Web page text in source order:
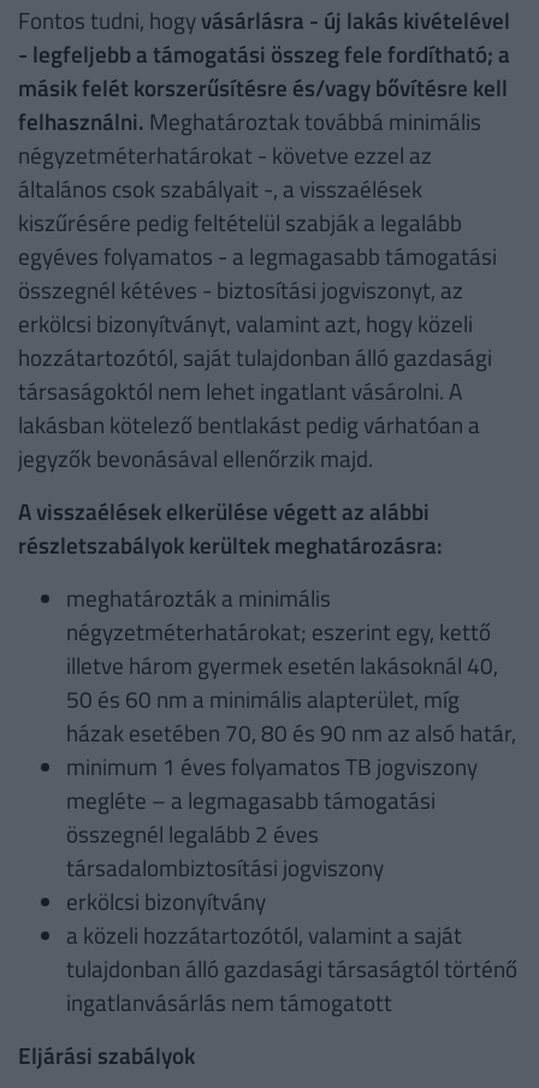
Fontos tudni, hogyvásárlásra - új lakás kivételével
- legfeljebb a támogatási összeg fele fordítható; a
másik felét korszerűsítésre és/vagy bővítésre kell
felhasználni. Meghatároztak továbbá minimális
négyzetméterhatárokat - követve ezzel az
általános csok szabályait -, a visszaélések
kiszűrésére pedig feltételül szabják a legalább
egyéves folyamatos - a legmagasabb támogatási
összegnél kétéves - biztosítási jogviszonyt, az
erkölcsi bizonyítványt, valamint azt, hogy közeli
hozzátartozótól, saját tulajdonban álló gazdasági
társaságoktól nem lehet ingatlant vásárolni. A
lakásban kötelező bentlakást pedig várhatóan a
jegyzők bevonásával ellenőrzik majd.
A visszaélések elkerülése végett az alábbi
részletszabályok kerültek meghatározásra:
meghatározták a minimális
négyzetméterhatárokat; eszerint egy, kettő
illetve három gyermek esetén lakásoknál 40,
50 és 60 nm a minimális alapterület, míg
házak esetében 70, 80 és 90 nm az alsó határ,
minimum 1 éves folyamatos TB jogviszony
megléte – a legmagasabb támogatási
összegnél legalább 2 éves
társadalombiztosítási jogviszony
erkölcsi bizonyítvány
a közeli hozzátartozótól, valamint a saját
tulajdonban álló gazdasági társaságtól történő
ingatlanvásárlás nem támogatott
Eljárási szabályok